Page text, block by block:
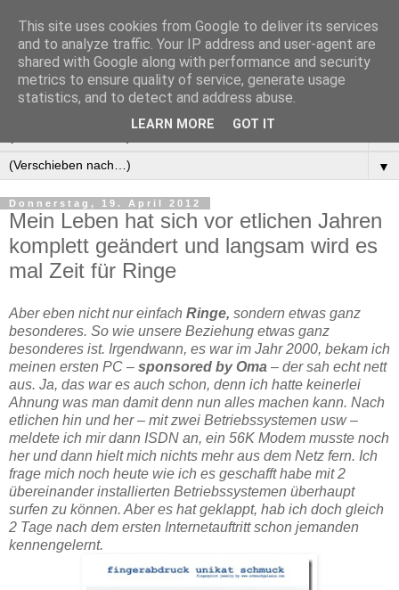
Manus Testwelt, alles
außer langweilig
▼
Donnerstag, 19. April 2012
Mein Leben hat sich vor etlichen Jahren
komplett geändert und langsam wird es
mal Zeit für Ringe
Aber eben nicht nur einfach Ringe, sondern etwas ganz
besonderes. So wie unsere Beziehung etwas ganz
besonderes ist. Irgendwann, es war im Jahr 2000, bekam ich
meinen ersten PC – sponsored by Oma – der sah echt nett
aus. Ja, das war es auch schon, denn ich hatte keinerlei
Ahnung was man damit denn nun alles machen kann. Nach
etlichen hin und her – mit zwei Betriebssystemen usw –
meldete ich mir dann ISDN an, ein 56K Modem musste noch
her und dann hielt mich nichts mehr aus dem Netz fern. Ich
frage mich noch heute wie ich es geschafft habe mit 2
übereinander installierten Betriebssystemen überhaupt
surfen zu können. Aber es hat geklappt, hab ich doch gleich
2 Tage nach dem ersten Internetauftritt schon jemanden
kennengelernt.
This site uses cookies from Google to deliver its services
and to analyze traffic. Your IP address and user-agent are
shared with Google along with performance and security
metrics to ensure quality of service, generate usage
statistics, and to detect and address abuse.
LEARN MORE GOT IT